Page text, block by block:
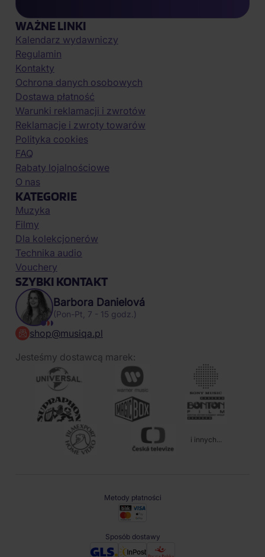
WAŻNE LINKI
Kalendarz wydawniczy
Regulamin
Kontakty
Ochrona danych osobowych
Dostawa płatność
Warunki reklamacji i zwrotów
Reklamacje i zwroty towarów
Polityka cookies
FAQ
Rabaty lojalnościowe
O nas
KATEGORIE
Muzyka
Filmy
Dla kolekcjonerów
Technika audio
Vouchery
SZYBKI KONTAKT
Barbora Danielová
(Pon-Pt, 7 - 15 godz.)
shop@musiqa.pl
Jesteśmy dostawcą marek:
i innych...
Metody płatności
Sposób dostawy